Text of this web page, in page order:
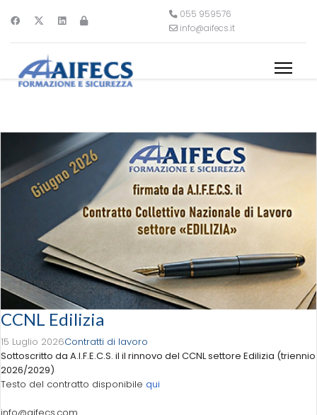
055 959576
info@aifecs.it
CCNL Edilizia
15 Luglio 2026Contratti di lavoro
Sottoscritto da A.I.F.E.C.S. il il rinnovo del CCNL settore Edilizia (triennio
2026/2029)
Testo del contratto disponibile qui